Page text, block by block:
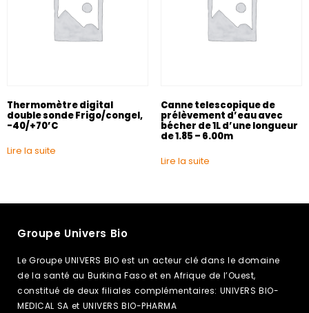
Thermomètre digital
double sonde Frigo/congel,
-40/+70’C
Lire la suite
Canne telescopique de
prélèvement d’eau avec
bécher de 1L d’une longueur
de 1.85 – 6.00m
Lire la suite
Groupe Univers Bio
Le Groupe UNIVERS BIO est un acteur clé dans le domaine
de la santé au Burkina Faso et en Afrique de l’Ouest,
constitué de deux filiales complémentaires: UNIVERS BIO-
MEDICAL SA et UNIVERS BIO-PHARMA